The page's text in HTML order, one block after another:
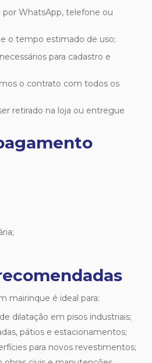
por WhatsApp, telefone ou
o tempo estimado de uso;
para cadastro e
o contrato com todos os
retirado na loja ou entregue
mairinque é ideal para:
dilatação em pisos industriais;
pátios e estacionamentos;
para novos revestimentos;